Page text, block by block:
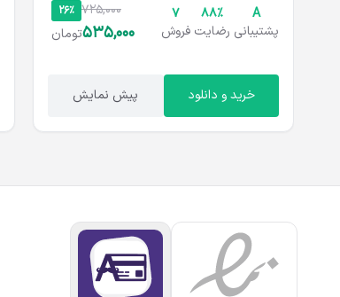
A
پشتیبانی
۸۸%
رضایت
7
فروش
26% 725,000
535,000تومان
خرید و دانلود پیش نمایش